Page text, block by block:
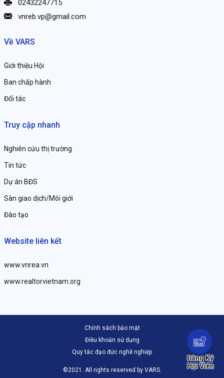
02432247715
vnreb.vp@gmail.com
Về VARS
Giới thiệu Hội
Ban chấp hành
Đối tác
Truy cập nhanh
Nghiên cứu thị trường
Tin tức
Dự án BĐS
Sàn giao dịch/Môi giới
Đào tạo
Website liên kết
www.vnrea.vn
www.realtorvietnam.org
Chính sách bảo mật
Điều khoản sử dụng
Quy tắc đạo đức nghề nghiệp
©2021. All rights reserved by VARS.
Đăng Ký
Hội Viên